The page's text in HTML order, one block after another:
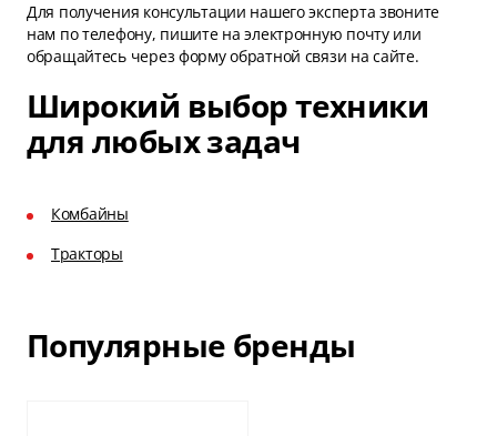
Для получения консультации нашего эксперта звоните
нам по телефону, пишите на электронную почту или
обращайтесь через форму обратной связи на сайте.
Широкий выбор техники
для любых задач
Комбайны
Тракторы
Популярные бренды